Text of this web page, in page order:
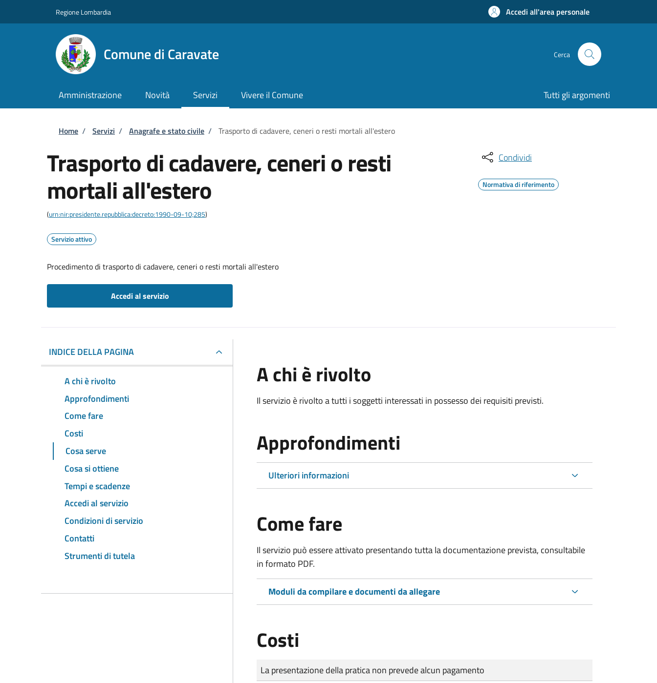
Regione Lombardia Accedi all'area personale
Comune di Caravate Cerca
Amministrazione Novità Servizi Vivere il Comune Tutti gli argomenti
Briciole di pane
Home / Servizi / Anagrafe e stato civile / Trasporto di cadavere, ceneri o resti mortali all'estero
Trasporto di cadavere, ceneri o resti
mortali all'estero
(urn:nir:presidente.repubblica:decreto:1990-09-10;285)
Servizio attivo
Procedimento di trasporto di cadavere, ceneri o resti mortali all'estero
Accedi al servizio
Condividi
Normativa di riferimento
INDICE DELLA PAGINA
A chi è rivolto
Approfondimenti
Come fare
Costi
Cosa serve
Cosa si ottiene
Tempi e scadenze
Accedi al servizio
Condizioni di servizio
Contatti
Strumenti di tutela
A chi è rivolto
Il servizio è rivolto a tutti i soggetti interessati in possesso dei requisiti previsti.
Approfondimenti
Ulteriori informazioni
Come fare
Il servizio può essere attivato presentando tutta la documentazione prevista, consultabile
in formato PDF.
Moduli da compilare e documenti da allegare
Costi
Tipo di pagamento
Importo
La presentazione della pratica non prevede alcun pagamento